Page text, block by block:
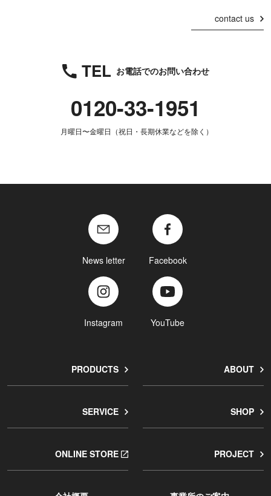
contact us
TEL お電話でのお問い合わせ
0120-33-1951
月曜日〜金曜日（祝日・長期休業などを除く）
News letter Facebook
Instagram YouTube
PRODUCTS ABOUT
SERVICE SHOP
ONLINE STORE PROJECT